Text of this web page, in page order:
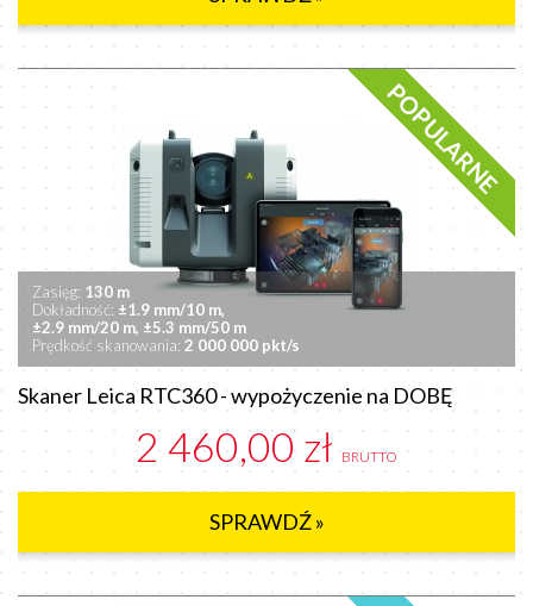
Zasięg: 130 m
Dokładność: ±1.9 mm/10 m,
±2.9 mm/20 m, ±5.3 mm/50 m
Prędkość skanowania: 2 000 000 pkt/s
POPULARNE
Skaner Leica RTC360 - wypożyczenie na DOBĘ
2 460,00 zł BRUTTO
SPRAWDŹ »